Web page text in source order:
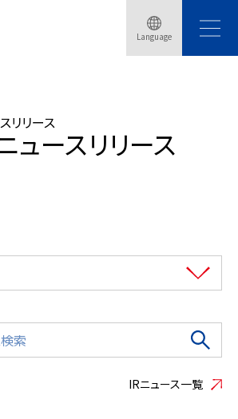
Language
リース
ピア神戸ポルトバザール」オープン8ヵ月で200万人を
リリース
ュースリリース
IRニュース一覧